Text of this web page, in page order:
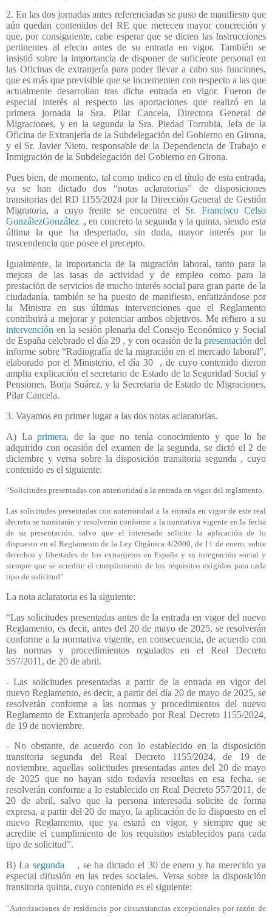
2. En las dos jornadas antes referenciadas se puso de manifiesto que
aún quedan contenidos del RE que merecen mayor concreción y
que, por consiguiente, cabe esperar que se dicten las Instrucciones
pertinentes al efecto antes de su entrada en vigor. También se
insistió sobre la importancia de disponer de suficiente personal en
las Oficinas de extranjería para poder llevar a cabo sus funciones,
que es más que previsible que se incrementen con respecto a las que
actualmente desarrollan tras dicha entrada en vigor. Fueron de
especial interés al respecto las aportaciones que realizó en la
primera jornada la Sra. Pilar Cancela, Directora General de
Migraciones, y en la segunda la Sra. Piedad Torrubia, Jefa de la
Oficina de Extranjería de la Subdelegación del Gobierno en Girona,
y el Sr. Javier Nieto, responsable de la Dependencia de Trabajo e
Inmigración de la Subdelegación del Gobierno en Girona.
Pues bien, de momento, tal como indico en el título de esta entrada,
ya se han dictado dos “notas aclaratorias” de disposiciones
transitorias del RD 1155/2024 por la Dirección General de Gestión
Migratoria, a cuyo frente se encuentra el Sr. Francisco Celso
GonzálezGonzález , en concreto la segunda y la quinta, siendo esta
última la que ha despertado, sin duda, mayor interés por la
trascendencia que posee el precepto.
Igualmente, la importancia de la migración laboral, tanto para la
mejora de las tasas de actividad y de empleo como para la
prestación de servicios de mucho interés social para gran parte de la
ciudadanía, también se ha puesto de manifiesto, enfatizándose por
la Ministra en sus últimas intervenciones que el Reglamento
contribuirá a mejorar y potenciar ambos objetivos. Me refiero a su
intervención en la sesión plenaria del Consejo Económico y Social
de España celebrado el día 29 , y con ocasión de la presentación del
informe sobre “Radiografía de la migración en el mercado laboral”,
elaborado por el Ministerio, el día 30 , de cuyo contenido dieron
amplia explicación el secretario de Estado de la Seguridad Social y
Pensiones, Borja Suárez, y la Secretaria de Estado de Migraciones,
Pilar Cancela.
3. Vayamos en primer lugar a las dos notas aclaratorias.
A) Laprimera, de la que no tenía conocimiento y que lo he
adquirido con ocasión del examen de la segunda, se dictó el 2 de
diciembre y versa sobre la disposición transitoria segunda , cuyo
contenido es el siguiente:
“Solicitudes presentadas con anterioridad a la entrada en vigor del reglamento.
Las solicitudes presentadas con anterioridad a la entrada en vigor de este real
decreto se tramitarán y resolverán conforme a la normativa vigente en la fecha
de su presentación, salvo que el interesado solicite la aplicación de lo
dispuesto en el Reglamento de la Ley Orgánica 4/2000, de 11 de enero, sobre
derechos y libertades de los extranjeros en España y su integración social y
siempre que se acredite el cumplimiento de los requisitos exigidos para cada
tipo de solicitud”
La nota aclaratoria es la siguiente:
“Las solicitudes presentadas antes de la entrada en vigor del nuevo
Reglamento, es decir, antes del 20 de mayo de 2025, se resolverán
conforme a la normativa vigente, en consecuencia, de acuerdo con
las normas y procedimientos regulados en el Real Decreto
557/2011, de 20 de abril.
- Las solicitudes presentadas a partir de la entrada en vigor del
nuevo Reglamento, es decir, a partir del día 20 de mayo de 2025, se
resolverán conforme a las normas y procedimientos del nuevo
Reglamento de Extranjería aprobado por Real Decreto 1155/2024,
de 19 de noviembre.
- No obstante, de acuerdo con lo establecido en la disposición
transitoria segunda del Real Decreto 1155/2024, de 19 de
noviembre, aquellas solicitudes presentadas antes del 20 de mayo
de 2025 que no hayan sido todavía resueltas en esa fecha, se
resolverán conforme a lo establecido en Real Decreto 557/2011, de
20 de abril, salvo que la persona interesada solicite de forma
expresa, a partir del 20 de mayo, la aplicación de lo dispuesto en el
nuevo Reglamento, que ya estará en vigor, y siempre que se
acredite el cumplimiento de los requisitos establecidos para cada
tipo de solicitud”.
B) La segunda
, se ha dictado el 30 de enero y ha merecido ya
especial difusión en las redes sociales. Versa sobre la disposición
transitoria quinta, cuyo contenido es el siguiente:
“Autorizaciones de residencia por circunstancias excepcionales por razón de